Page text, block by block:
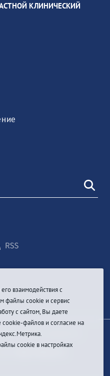
КЛИНИЧЕСКИЙ
с сайта ссылка на
взаимодействия с
файлы cookie и сервис
с сайтом, Вы даете
файлов и согласие на
cookie в настройках